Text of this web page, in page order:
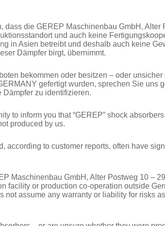
the appropriate shock absorbers for every type
vehicles, semi-trailer trucks and
of lorries and trailers. That’s how even workhorses
BUSES AGRICULTURE
dass die GEREP Maschinenbau GmbH, Alter
und auch keine
in Asien betreibt und deshalb auch keine
Dämpfer birgt, übernimmt.
bekommen oder besitzen – oder unsicher
gefertigt wurden, sprechen Sie uns
zu identifizieren.
to inform you that “GEREP” shock
produced by us.
according to customer reports, often have
Maschinenbau GmbH, Alter Postweg 10 –
facility or production co-operation outside
not assume any warranty or liability for risks